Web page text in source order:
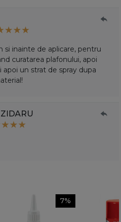
si inainte de aplicare, pentru
curatarea plafonului, apoi
apoi un strat de spray dupa
7%